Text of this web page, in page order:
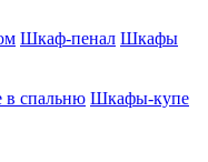
Шкаф-пенал Шкафы
спальню Шкафы-купе